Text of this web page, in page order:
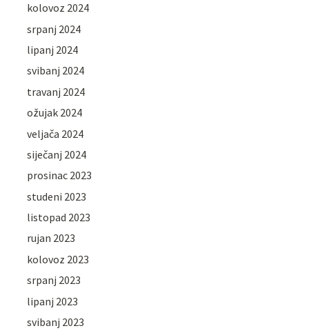
kolovoz 2024
srpanj 2024
lipanj 2024
svibanj 2024
travanj 2024
ožujak 2024
veljača 2024
siječanj 2024
prosinac 2023
studeni 2023
listopad 2023
rujan 2023
kolovoz 2023
srpanj 2023
lipanj 2023
svibanj 2023